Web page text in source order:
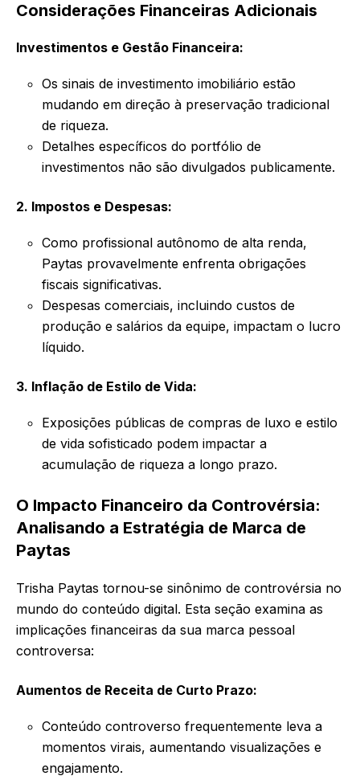
Considerações Financeiras Adicionais
Investimentos e Gestão Financeira:
Os sinais de investimento imobiliário estão
mudando em direção à preservação tradicional
de riqueza.
Detalhes específicos do portfólio de
investimentos não são divulgados publicamente.
2. Impostos e Despesas:
Como profissional autônomo de alta renda,
Paytas provavelmente enfrenta obrigações
fiscais significativas.
Despesas comerciais, incluindo custos de
produção e salários da equipe, impactam o lucro
líquido.
3. Inflação de Estilo de Vida:
Exposições públicas de compras de luxo e estilo
de vida sofisticado podem impactar a
acumulação de riqueza a longo prazo.
O Impacto Financeiro da Controvérsia:
Analisando a Estratégia de Marca de
Paytas
Trisha Paytas tornou-se sinônimo de controvérsia no
mundo do conteúdo digital. Esta seção examina as
implicações financeiras da sua marca pessoal
controversa:
Aumentos de Receita de Curto Prazo:
Conteúdo controverso frequentemente leva a
momentos virais, aumentando visualizações e
engajamento.